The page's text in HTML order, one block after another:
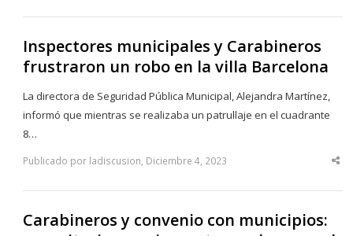
Inspectores municipales y Carabineros
frustraron un robo en la villa Barcelona
La directora de Seguridad Pública Municipal, Alejandra Martínez,
informó que mientras se realizaba un patrullaje en el cuadrante
8…
Publicado por ladiscusion, Diciembre 4, 2023
Carabineros y convenio con municipios: